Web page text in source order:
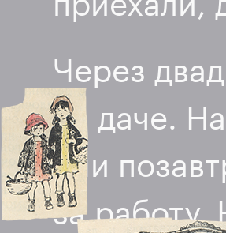
Через
на даче.
они
за работу.